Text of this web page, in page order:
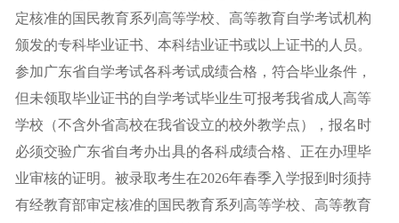
定核准的国民教育系列高等学校、高等教育自学考试机构
颁发的专科毕业证书、本科结业证书或以上证书的人员。
参加广东省自学考试各科考试成绩合格，符合毕业条件，
但未领取毕业证书的自学考试毕业生可报考我省成人高等
学校（不含外省高校在我省设立的校外教学点），报名时
必须交验广东省自考办出具的各科成绩合格、正在办理毕
业审核的证明。被录取考生在2026年春季入学报到时须持
有经教育部审定核准的国民教育系列高等学校、高等教育